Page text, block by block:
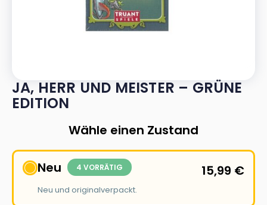
JA, HERR UND MEISTER – GRÜNE
EDITION
Wähle einen Zustand
Neu 4 VORRÄTIG
Neu und originalverpackt.
15,99 €